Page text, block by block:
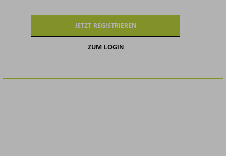
JETZT REGISTRIEREN
ZUM LOGIN